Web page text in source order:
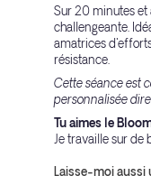
Sur 20 minutes et
challengeante.
amatrices
résistance.
Cette séance est
personnalisée
Tu aimes le
Je travaille sur de
Laisse-moi aussi